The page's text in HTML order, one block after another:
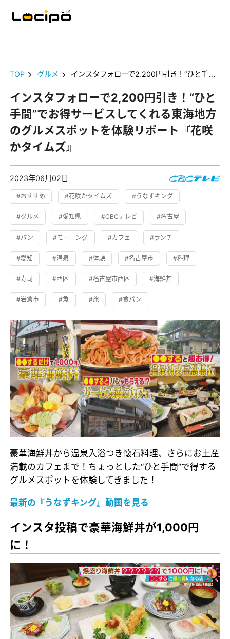
TOP グルメ インスタフォローで2,200円引き！“ひと手間”でお得サービスしてくれる東海地方のグルメスポットを体験リポート『花咲かタイムズ』
インスタフォローで2,200円引き！“ひと
手間”でお得サービスしてくれる東海地方
のグルメスポットを体験リポート『花咲
かタイムズ』
2023年06月02日
#おすすめ #花咲かタイムズ #うなずキング
#グルメ #愛知県 #CBCテレビ #名古屋
#パン #モーニング #カフェ #ランチ
#愛知 #温泉 #体験 #名古屋市 #料理
#寿司 #西区 #名古屋市西区 #海鮮丼
#岩倉市 #魚 #旅 #食パン
豪華海鮮丼から温泉入浴つき懐石料理、さらにお土産
満載のカフェまで！ちょっとした“ひと手間”で得する
グルメスポットを体験してきました！
最新の『うなずキング』動画を見る
インスタ投稿で豪華海鮮丼が1,000円
に！